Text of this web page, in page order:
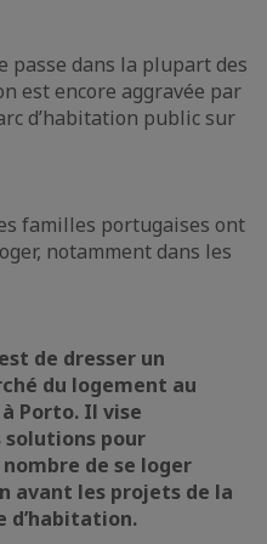
passe dans la plupart des
est encore aggravée par
d’habitation public sur
familles portugaises ont
notamment dans les
de dresser un
du logement au
Porto. Il vise
pour
de se loger
avant les projets de la
d’habitation.